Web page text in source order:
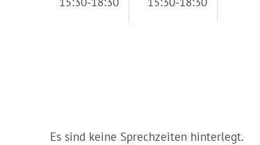
Es sind keine Sprechzeiten hinterlegt.